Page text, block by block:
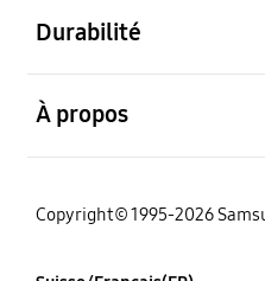
Durabilité
À propos
Copyright© 1995-2026